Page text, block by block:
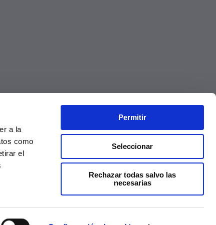
a la
como
el
Permitir
Seleccionar
Rechazar todas salvo las
necesarias